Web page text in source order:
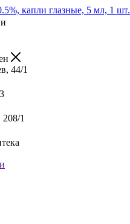
капли глазные, 5 мл, 1 шт.
44/1
208/1